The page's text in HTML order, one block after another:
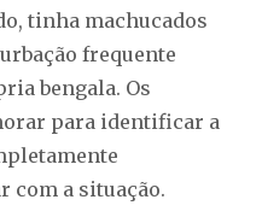
tinha machucados
frequente
bengala. Os
para identificar a
com a situação.